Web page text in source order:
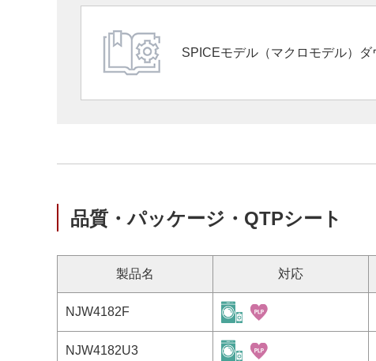
SPICEモデル（マクロモデル）ダ
品質・パッケージ・QTPシート
製品名 対応
NJW4182F
NJW4182U3